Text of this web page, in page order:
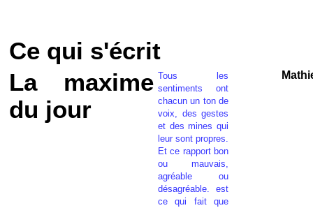
Ce qui s'écrit
La maxime
du jour
Tous les
sentiments ont
chacun un ton de
voix, des gestes
et des mines qui
leur sont propres.
Et ce rapport bon
ou mauvais,
agréable ou
désagréable. est
ce qui fait que